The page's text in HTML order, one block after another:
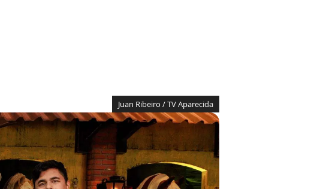
Juan Ribeiro / TV Aparecida